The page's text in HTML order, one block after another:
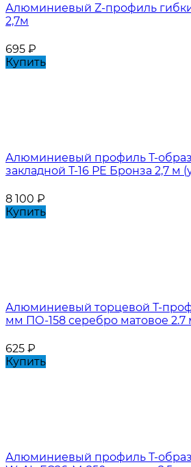
Алюминиевый Z-профиль
2,7м
695 ₽
Купить
Алюминиевый профиль Т-
закладной Т-16 РЕ Бронза 2,7 м
8 100 ₽
Купить
Алюминиевый торцевой Т-
мм ПО-158 серебро матовое 2.7
625 ₽
Купить
Алюминиевый профиль Т-